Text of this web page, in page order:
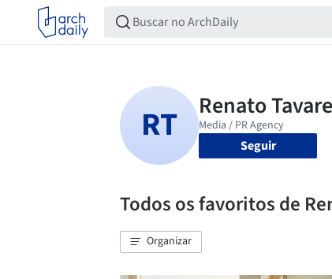
Seguir
Todos os favoritos de
Organizar